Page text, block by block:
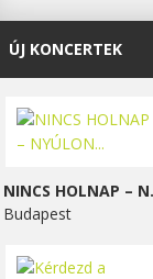
ÚJ KONCERTEK
Budapest